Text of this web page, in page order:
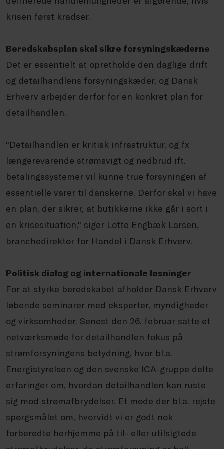
krisen først kradser.
Beredskabsplan skal sikre forsyningskæderne
Det er essentielt at opretholde den daglige drift
og detailhandlens forsyningskæder, og Dansk
Erhverv arbejder derfor for en konkret plan for
detailhandlen.
"Detailhandlen er kritisk infrastruktur, og fx
længerevarende strømsvigt og nedbrud ift.
betalingssystemer vil kunne true forsyningen af
essentielle varer til danskerne. Derfor skal vi have
en plan, der sikrer, at butikkerne ikke går i sort i
en krisesituation," siger Lotte Engbæk Larsen,
branchedirektør for Handel i Dansk Erhverv.
Politisk dialog og internationale løsninger
For at styrke beredskabet afholder Dansk Erhverv
løbende seminarer med eksperter, myndigheder
og virksomheder. Senest den 26. februar satte et
netværksmøde for detailhandlen fokus på
strømforsyningens betydning, hvor bl.a.
Energistyrelsen og den svenske ICA-gruppe delte
erfaringer om, hvordan detailhandlen kan ruste
sig mod strømafbrydelser. Et møde der bl.a. rejste
spørgsmålet om, hvorvidt vi er godt nok
forberedte herhjemme på til- eller utilsigtede